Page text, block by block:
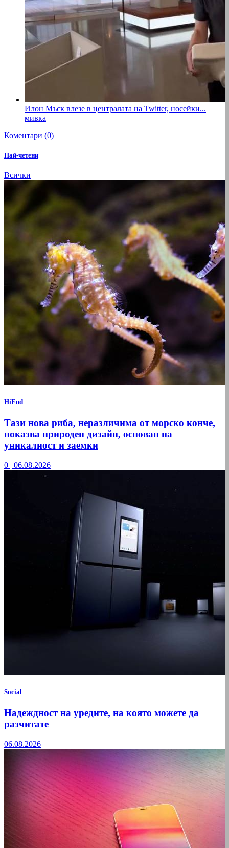
Илон Мъск влезе в централата на Twitter, носейки...
мивка
Коментари (0)
Най-четени
Всички
HiEnd
Тази нова риба, неразличима от морско конче,
показва природен дизайн, основан на
уникалност и заемки
0 | 06.08.2026
Social
Надеждност на уредите, на която можете да
разчитате
06.08.2026